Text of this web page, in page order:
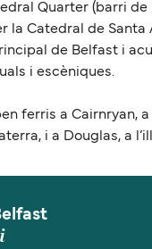
Quarter (barri de
la Catedral de Santa
de Belfast i
i escèniques.
ferris a Cairnryan, a
i a Douglas, a